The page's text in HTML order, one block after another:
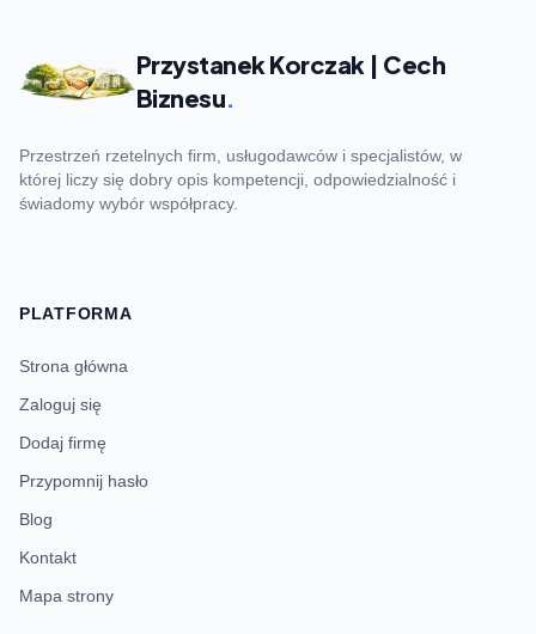
Przystanek Korczak | Cech
Biznesu.
Przestrzeń rzetelnych firm, usługodawców i specjalistów, w
której liczy się dobry opis kompetencji, odpowiedzialność i
świadomy wybór współpracy.
PLATFORMA
Strona główna
Zaloguj się
Dodaj firmę
Przypomnij hasło
Blog
Kontakt
Mapa strony